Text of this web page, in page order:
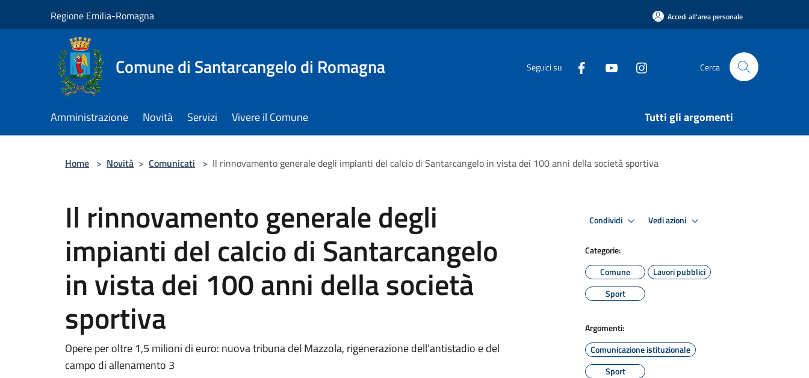
Regione Emilia-Romagna Accedi all'area personale
Comune di Santarcangelo di Romagna Seguici su Cerca
Amministrazione Novità Servizi Vivere il Comune Tutti gli argomenti
Home > Novità > Comunicati > Il rinnovamento generale degli impianti del calcio di Santarcangelo in vista dei 100 anni della società sportiva
Il rinnovamento generale degli
impianti del calcio di Santarcangelo
in vista dei 100 anni della società
sportiva
Opere per oltre 1,5 milioni di euro: nuova tribuna del Mazzola, rigenerazione dell’antistadio e del
campo di allenamento 3
Condividi Vedi azioni
Categorie:
Comune
Lavori pubblici
Sport
Argomenti:
Comunicazione istituzionale
Sport